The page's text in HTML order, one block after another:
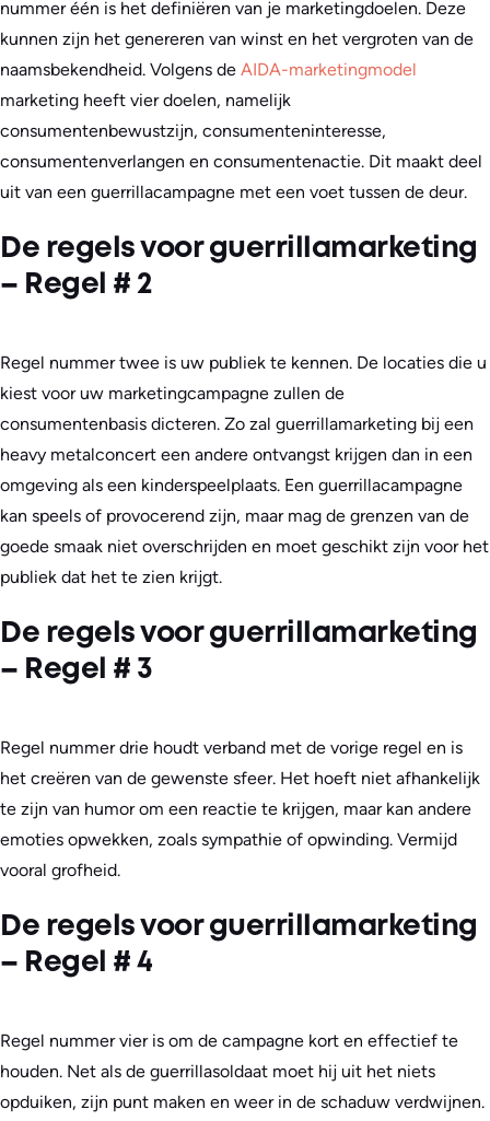
nummer één is het definiëren van je marketingdoelen. Deze
kunnen zijn het genereren van winst en het vergroten van de
naamsbekendheid. Volgens de AIDA-marketingmodel
marketing heeft vier doelen, namelijk
consumentenbewustzijn, consumenteninteresse,
consumentenverlangen en consumentenactie. Dit maakt deel
uit van een guerrillacampagne met een voet tussen de deur.
De regels voor guerrillamarketing
– Regel # 2
Regel nummer twee is uw publiek te kennen. De locaties die u
kiest voor uw marketingcampagne zullen de
consumentenbasis dicteren. Zo zal guerrillamarketing bij een
heavy metalconcert een andere ontvangst krijgen dan in een
omgeving als een kinderspeelplaats. Een guerrillacampagne
kan speels of provocerend zijn, maar mag de grenzen van de
goede smaak niet overschrijden en moet geschikt zijn voor het
publiek dat het te zien krijgt.
De regels voor guerrillamarketing
– Regel # 3
Regel nummer drie houdt verband met de vorige regel en is
het creëren van de gewenste sfeer. Het hoeft niet afhankelijk
te zijn van humor om een reactie te krijgen, maar kan andere
emoties opwekken, zoals sympathie of opwinding. Vermijd
vooral grofheid.
De regels voor guerrillamarketing
– Regel # 4
Regel nummer vier is om de campagne kort en effectief te
houden. Net als de guerrillasoldaat moet hij uit het niets
opduiken, zijn punt maken en weer in de schaduw verdwijnen.